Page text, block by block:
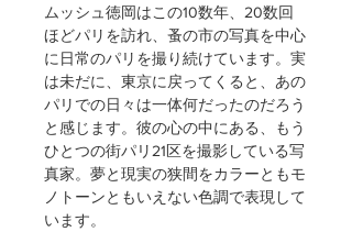
ムッシュ徳岡はこの10数年、20数回
ほどパリを訪れ、蚤の市の写真を中心
に日常のパリを撮り続けています。実
は未だに、東京に戻ってくると、あの
パリでの日々は一体何だったのだろう
と感じます。彼の心の中にある、もう
ひとつの街パリ21区を撮影している写
真家。夢と現実の狭間をカラーともモ
ノトーンともいえない色調で表現して
います。